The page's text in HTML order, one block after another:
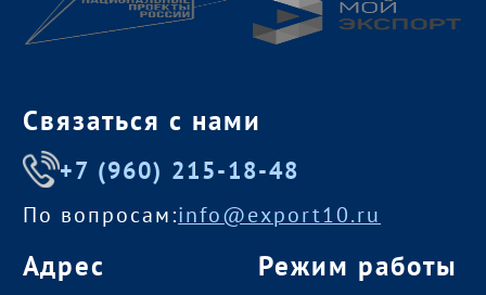
Связаться с нами
+7 (960) 215-18-48
По вопросам:info@export10.ru
Адрес Режим работы